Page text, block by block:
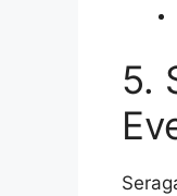
5.